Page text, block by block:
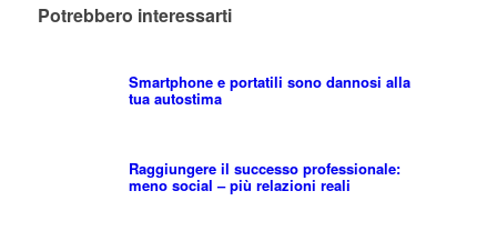
Potrebbero interessarti
Smartphone e portatili sono dannosi alla
tua autostima
Raggiungere il successo professionale:
meno social – più relazioni reali